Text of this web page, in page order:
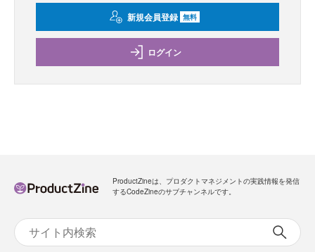
新規会員登録 無料
ログイン
ProductZineは、プロダクトマネジメントの実践情報を発信
するCodeZineのサブチャンネルです。